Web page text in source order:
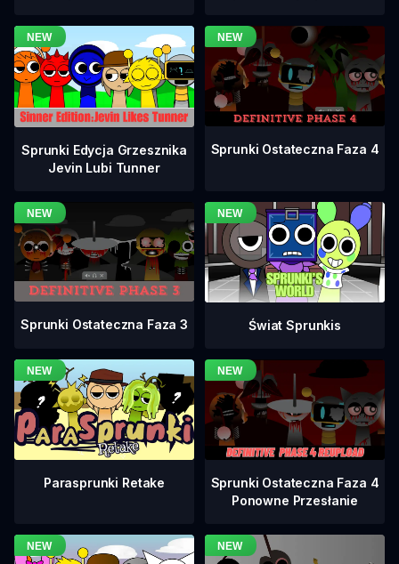
Sprunki Edycja Grzesznika
Jevin Lubi Tunner
Sprunki Ostateczna Faza 4
Sprunki Ostateczna Faza 3 Świat Sprunkis
Parasprunki Retake
Sprunki Ostateczna Faza 4
Ponowne Przesłanie